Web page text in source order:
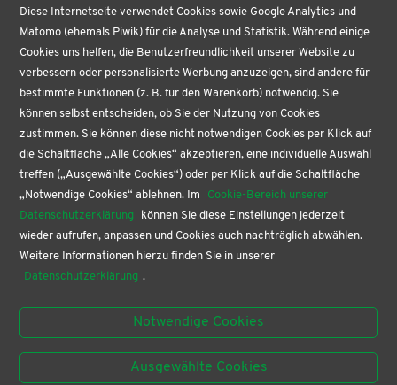
VERTRAG WIDERRUFEN
VERTRAG WIDERRUFEN
AKTUELLES
BÜROPROFI
PAPETERIE
BUCHHANDLUNG
KONTAKT
SERVICE
Buchgenuss nach Ladenschluss
Blind Date mit dem Buch
Newsletter abonnieren
Diese Internetseite verwendet Cookies sowie Google Analytics und
Matomo (ehemals Piwik) für die Analyse und Statistik. Während einige
Cookies uns helfen, die Benutzerfreundlichkeit unserer Website zu
verbessern oder personalisierte Werbung anzuzeigen, sind andere für
bestimmte Funktionen (z. B. für den Warenkorb) notwendig. Sie
können selbst entscheiden, ob Sie der Nutzung von Cookies
zustimmen. Sie können diese nicht notwendigen Cookies per Klick auf
die Schaltfläche „Alle Cookies“ akzeptieren, eine individuelle Auswahl
treffen („Ausgewählte Cookies“) oder per Klick auf die Schaltfläche
„Notwendige Cookies“ ablehnen. Im
Cookie-Bereich unserer
Datenschutzerklärung
können Sie diese Einstellungen jederzeit
wieder aufrufen, anpassen und Cookies auch nachträglich abwählen.
Weitere Informationen hierzu finden Sie in unserer
Datenschutzerklärung .
Notwendige Cookies
Ausgewählte Cookies